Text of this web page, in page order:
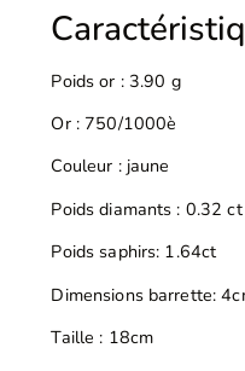
Poids or : 3.90 g
Or : 750/1000è
Couleur : jaune
Poids diamants : 0.32 ct
Poids saphirs: 1.64ct
Dimensions barrette:
Taille : 18cm